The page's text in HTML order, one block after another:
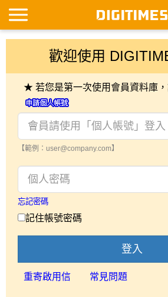
歡迎使用
★ 若您是第一次使用會員資料庫
【範例：user@company.com】
忘記密碼
記住帳號密碼
登入
重寄啟用信 常見問題